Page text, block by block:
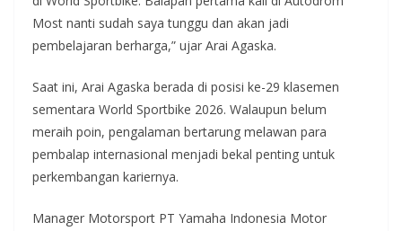
Most nanti sudah saya tunggu dan akan jadi
pembelajaran berharga,” ujar Arai Agaska.
Saat ini, Arai Agaska berada di posisi ke-29 klasemen
sementara World Sportbike 2026. Walaupun belum
meraih poin, pengalaman bertarung melawan para
pembalap internasional menjadi bekal penting untuk
perkembangan kariernya.
Manager Motorsport PT Yamaha Indonesia Motor